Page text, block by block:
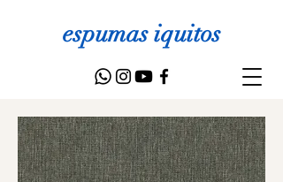
espumas iquitos